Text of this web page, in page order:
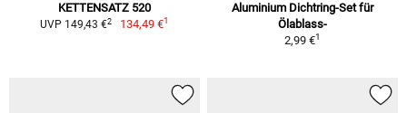
KETTENSATZ 520
UVP 149,43 €2 134,49 €1
Aluminium Dichtring-Set für
Ölablass-
2,99 €1